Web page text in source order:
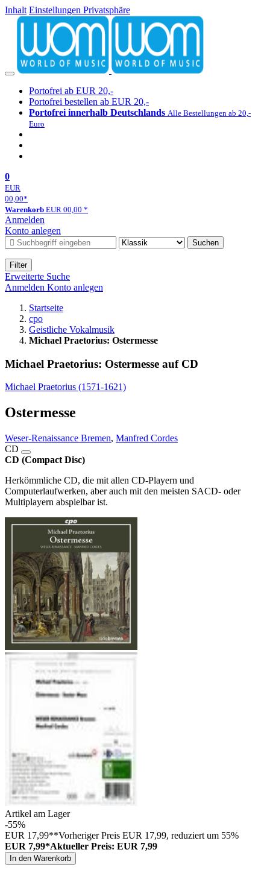
Inhalt Einstellungen Privatsphäre
Portofrei ab EUR 20,-
Portofrei bestellen ab EUR 20,-
Portofrei innerhalb Deutschlands Alle Bestellungen ab 20,-
Euro
0
EUR
00,00*
Warenkorb EUR 00,00 *
Anmelden
Konto anlegen
Suchen
Filter
Erweiterte Suche
Anmelden Konto anlegen
Startseite
cpo
Geistliche Vokalmusik
Michael Praetorius: Ostermesse
Michael Praetorius: Ostermesse auf CD
Michael Praetorius (1571-1621)
Ostermesse
Weser-Renaissance Bremen, Manfred Cordes
CD
CD (Compact Disc)
Herkömmliche CD, die mit allen CD-Playern und
Computerlaufwerken, aber auch mit den meisten SACD- oder
Multiplayern abspielbar ist.
Artikel am Lager
-55%
EUR 17,99**Vorheriger Preis EUR 17,99, reduziert um 55%
EUR 7,99*Aktueller Preis: EUR 7,99
In den Warenkorb